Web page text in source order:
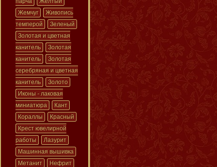
Жемчуг
Живопись
темперой
Зеленый
Золотая и цветная
канитель
Золотая
канитель
Золотая
серебряная и цветная
канитель
Золото
Иконы - лаковая
миниатюра
Кант
Кораллы
Красный
Крест ювелирной
работы
Лазурит
Машинная вышивка
Метанит
Нефрит